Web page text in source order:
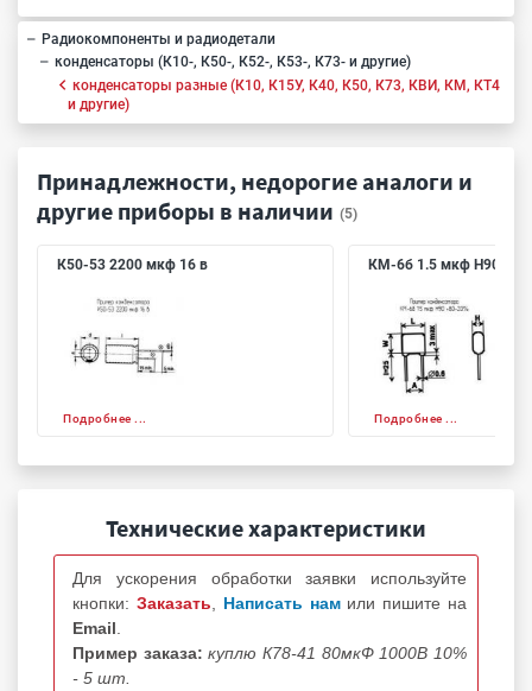
Радиокомпоненты и радиодетали
конденсаторы (К10-, К50-, К52-, К53-, К73- и другие)
конденсаторы разные (К10, К15У, К40, К50, К73, КВИ, КМ, КТ4
и другие)
Принадлежности, недорогие аналоги и
другие приборы в наличии (5)
К50-53 2200 мкф 16 в
Подробнее ...
КМ-6б 1.5 мкф Н90
Подробнее ...
Технические характеристики
Для ускорения обработки заявки используйте
кнопки: Заказать Написать нам или пишите на
Email
Пример заказа: куплю К78-41 80мкФ 1000В 10%
- 5 шт.